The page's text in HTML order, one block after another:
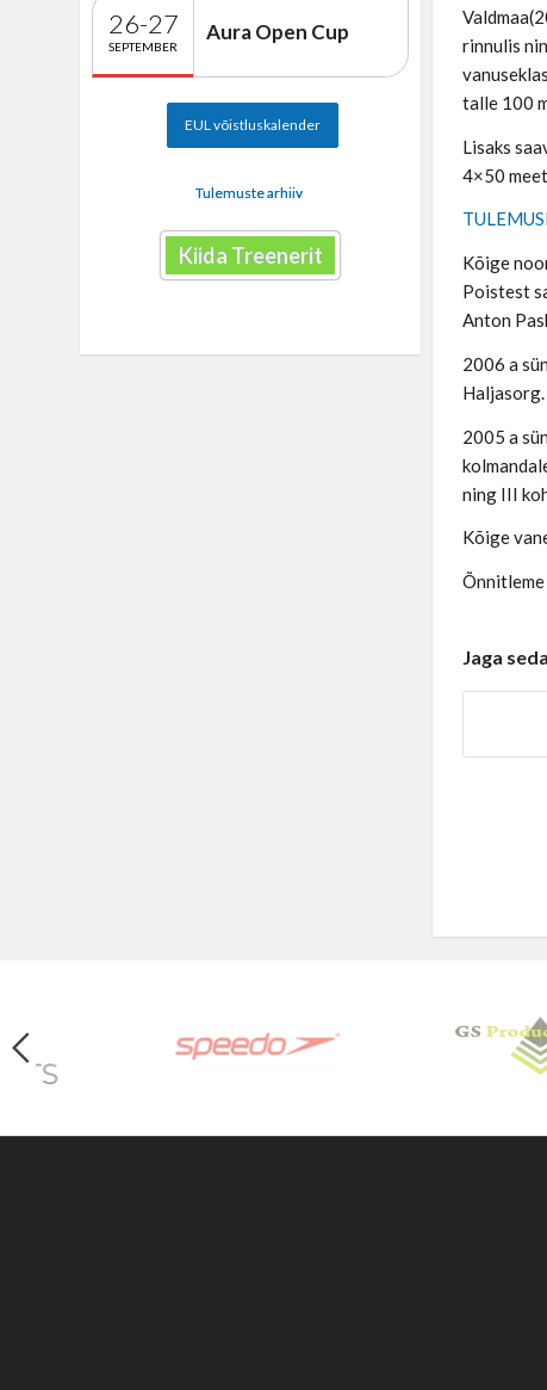
rinnulis
talle 100
Lisaks
4×50
Kõige
Poistest
Anton
2006 a
Haljasorg.
2005 a
ning III
Kõige
Jaga
26-27
SEPTEMBER
Aura Open Cup
EUL võistluskalender
Tulemuste arhiiv
Kiida Treenerit